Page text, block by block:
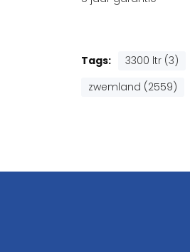
Tags: 3300 ltr (3)
zwemland (2559)